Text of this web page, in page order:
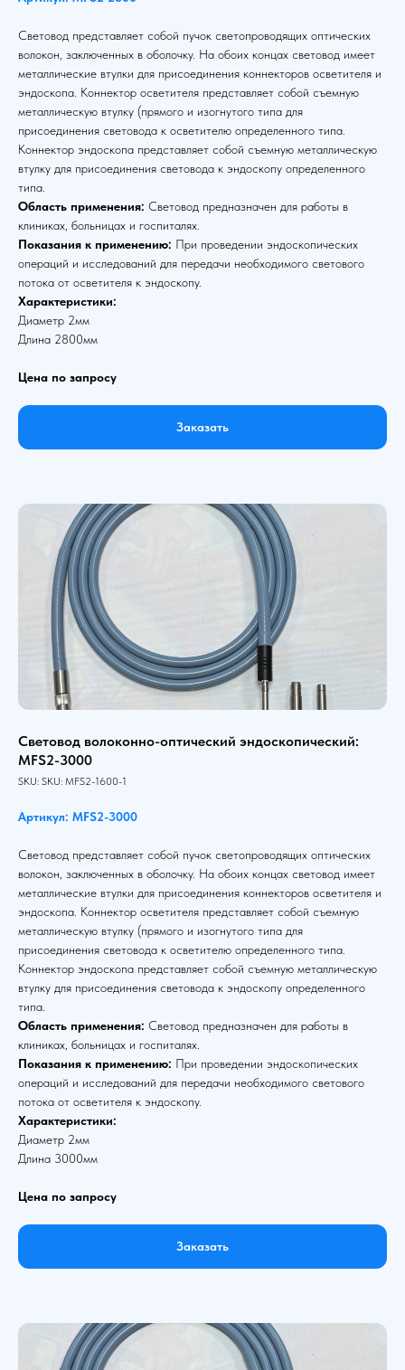
Световод представляет собой пучок светопроводящих оптических
волокон, заключенных в оболочку. На обоих концах световод имеет
металлические втулки для присоединения коннекторов осветителя и
эндоскопа. Коннектор осветителя представляет собой съемную
металлическую втулку (прямого и изогнутого типа для
присоединения световода к осветителю определенного типа.
Коннектор эндоскопа представляет собой съемную металлическую
втулку для присоединения световода к эндоскопу определенного
типа.
Область применения: Световод предназначен для работы в
клиниках, больницах и госпиталях.
Показания к применению: При проведении эндоскопических
операций и исследований для передачи необходимого светового
потока от осветителя к эндоскопу.
Характеристики:
Диаметр 2мм
Длина 2800мм
Цена по запросу
Заказать
Световод волоконно-оптический эндоскопический:
MFS2-3000
SKU: SKU: MFS2-1600-1
Артикул: MFS2-3000
Световод представляет собой пучок светопроводящих оптических
волокон, заключенных в оболочку. На обоих концах световод имеет
металлические втулки для присоединения коннекторов осветителя и
эндоскопа. Коннектор осветителя представляет собой съемную
металлическую втулку (прямого и изогнутого типа для
присоединения световода к осветителю определенного типа.
Коннектор эндоскопа представляет собой съемную металлическую
втулку для присоединения световода к эндоскопу определенного
типа.
Область применения: Световод предназначен для работы в
клиниках, больницах и госпиталях.
Показания к применению: При проведении эндоскопических
операций и исследований для передачи необходимого светового
потока от осветителя к эндоскопу.
Характеристики:
Диаметр 2мм
Длина 3000мм
Цена по запросу
Заказать